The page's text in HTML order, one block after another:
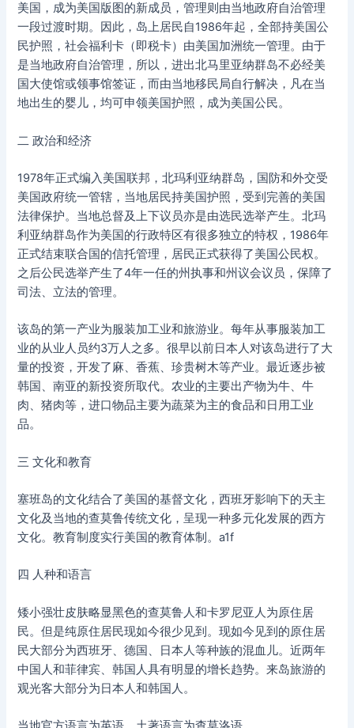
美国，成为美国版图的新成员，管理则由当地政府自治管理
一段过渡时期。因此，岛上居民自1986年起，全部持美国公
民护照，社会福利卡（即税卡）由美国加洲统一管理。由于
是当地政府自治管理，所以，进出北马里亚纳群岛不必经美
国大使馆或领事馆签证，而由当地移民局自行解决，凡在当
地出生的婴儿，均可申领美国护照，成为美国公民。
二 政治和经济
1978年正式编入美国联邦，北玛利亚纳群岛，国防和外交受
美国政府统一管辖，当地居民持美国护照，受到完善的美国
法律保护。当地总督及上下议员亦是由选民选举产生。北玛
利亚纳群岛作为美国的行政特区有很多独立的特权，1986年
正式结束联合国的信托管理，居民正式获得了美国公民权。
之后公民选举产生了4年一任的州执事和州议会议员，保障了
司法、立法的管理。
该岛的第一产业为服装加工业和旅游业。每年从事服装加工
业的从业人员约3万人之多。很早以前日本人对该岛进行了大
量的投资，开发了麻、香蕉、珍贵树木等产业。最近逐步被
韩国、南亚的新投资所取代。农业的主要出产物为牛、牛
肉、猪肉等，进口物品主要为蔬菜为主的食品和日用工业
品。
三 文化和教育
塞班岛的文化结合了美国的基督文化，西班牙影响下的天主
文化及当地的查莫鲁传统文化，呈现一种多元化发展的西方
文化。教育制度实行美国的教育体制。a1f
四 人种和语言
矮小强壮皮肤略显黑色的查莫鲁人和卡罗尼亚人为原住居
民。但是纯原住居民现如今很少见到。现如今见到的原住居
民大部分为西班牙、德国、日本人等种族的混血儿。近两年
中国人和菲律宾、韩国人具有明显的增长趋势。来岛旅游的
观光客大部分为日本人和韩国人。